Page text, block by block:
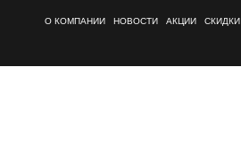
О КОМПАНИИ НОВОСТИ АКЦИИ СКИДКИ